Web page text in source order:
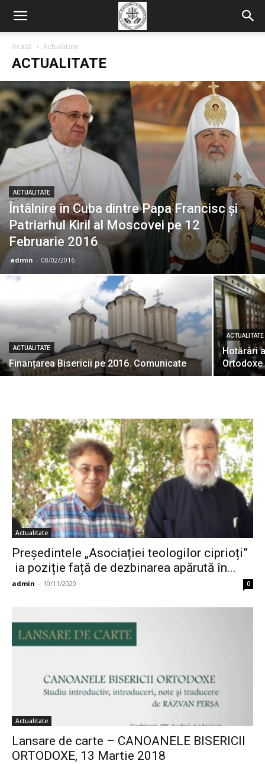
Acasă Actualitate
ACTUALITATE
ACTUALITATE
Întâlnire în Cuba dintre Papa Francisc și
Patriarhul Kiril al Moscovei pe 12
Februarie 2016
admin - 08/02/2016
ACTUALITATE
Finanțarea Bisericii pe 2016. Comunicate
ACTUALITATE
Hotărâri
Actualitate
Președintele „Asociației teologilor ciprioți”
ia poziție față de dezbinarea apărută în...
admin - 10/11/2020 0
Actualitate
Lansare de carte – CANOANELE BISERICII
ORTODOXE, 13 Martie 2018